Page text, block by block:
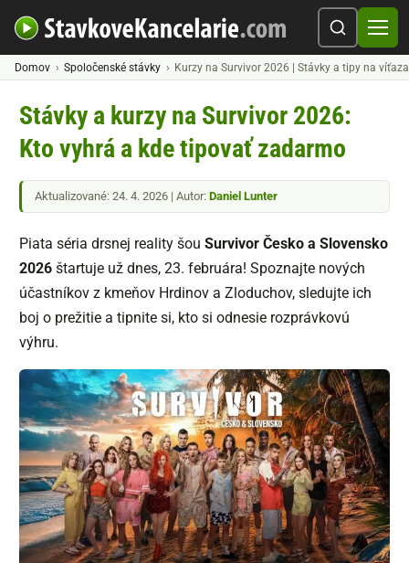
Domov Spoločenské stávky Kurzy na Survivor 2026 | Stávky a tipy na
Stávky a kurzy na Survivor 2026:
Kto vyhrá a kde tipovať zadarmo
Aktualizované: 24. 4. 2026 | Autor: Daniel Lunter
Piata séria drsnej reality šou Survivor Česko a Slovensko
2026 štartuje už dnes, 23. februára! Spoznajte nových
účastníkov z kmeňov Hrdinov a Zloduchov, sledujte ich
boj o prežitie a tipnite si, kto si odnesie rozprávkovú
výhru.